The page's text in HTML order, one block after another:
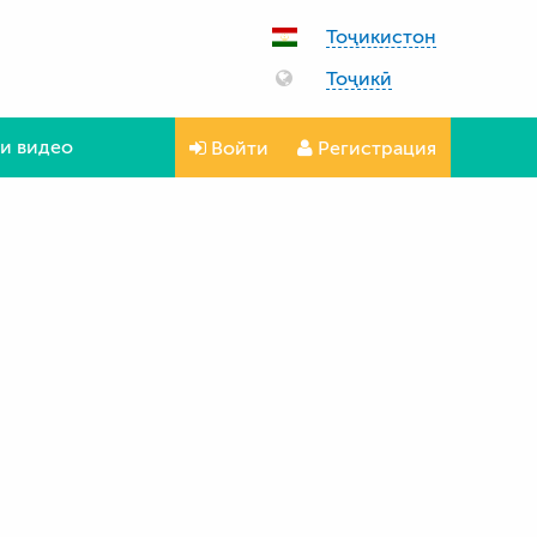
Тоҷикистон
Тоҷикӣ
видео Войти Регистрация